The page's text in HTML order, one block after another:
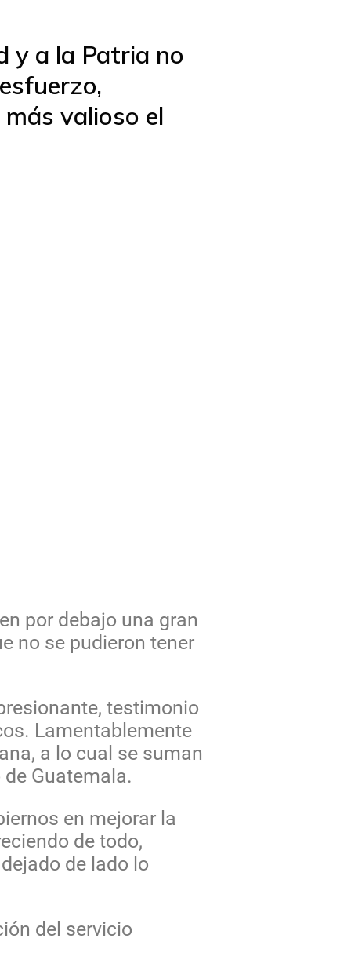
y a la Patria no
valioso el
por debajo una gran
no se pudieron tener
testimonio
Lamentablemente
a lo cual se suman
Guatemala.
en mejorar la
de todo,
de lado lo
del servicio